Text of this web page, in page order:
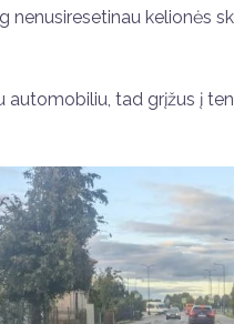
nenusiresetinau kelionės
automobiliu, tad grįžus į